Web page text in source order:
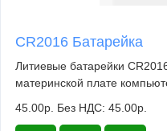
CR2016 Батарейка
Литиевые батарейки
материнской плате
45.00р. Без НДС: 45.00р.